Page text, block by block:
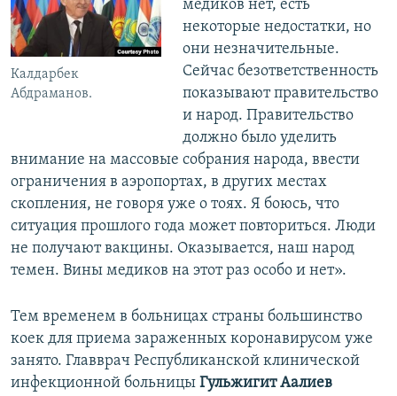
Калдарбек
Абдраманов.
медиков нет, есть
некоторые недостатки, но
они незначительные.
Сейчас безответственность
показывают правительство
и народ. Правительство
должно было уделить
внимание на массовые собрания народа, ввести
ограничения в аэропортах, в других местах
скопления, не говоря уже о тоях. Я боюсь, что
ситуация прошлого года может повториться. Люди
не получают вакцины. Оказывается, наш народ
темен. Вины медиков на этот раз особо и нет».
Тем временем в больницах страны большинство
коек для приема зараженных коронавирусом уже
занято. Главврач Республиканской клинической
инфекционной больницы Гульжигит Аалиев